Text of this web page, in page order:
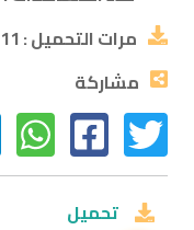
مرات التحميل :11
مشاركة
تحميل